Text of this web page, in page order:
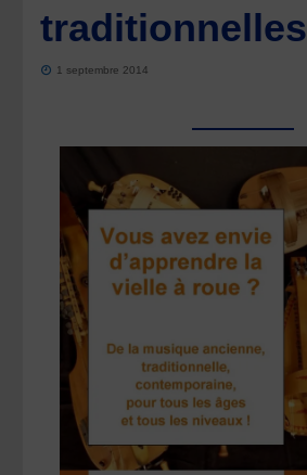
traditionnelles
1 septembre 2014